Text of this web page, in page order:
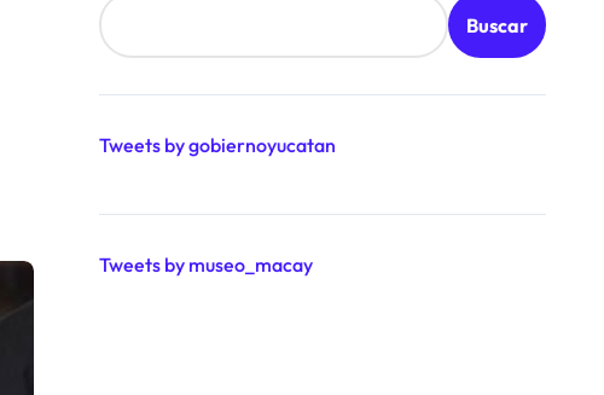
Buscar
Tweets by gobiernoyucatan
Tweets by museo_macay